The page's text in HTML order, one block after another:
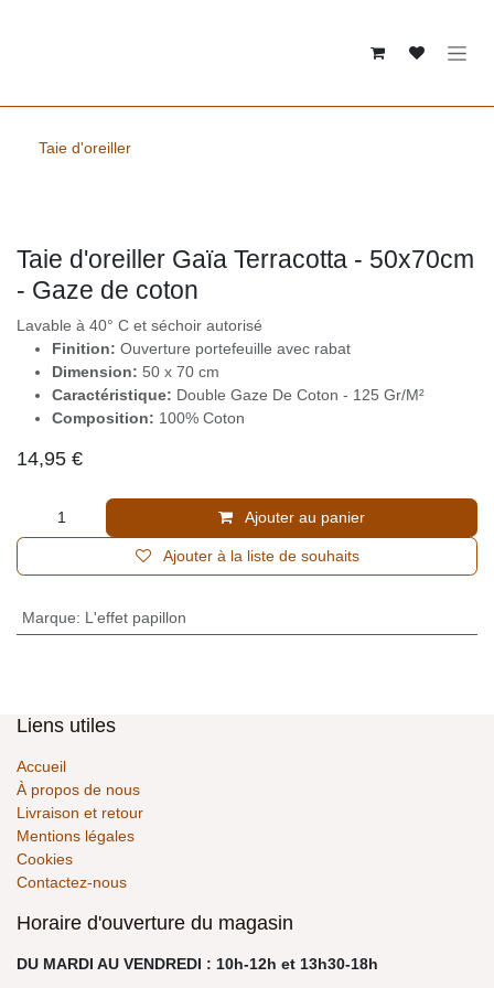
Taie d'oreiller
Taie d'oreiller Gaïa Terracotta -
50x70cm - Gaze de coton
Lavable à 40° C et séchoir autorisé
Finition: Ouverture portefeuille avec rabat
Dimension: 50 x 70 cm
Caractéristique:Double Gaze De Coton - 125 Gr/M²
Composition: 100% Coton
14,95€
Ajouter au panier
Ajouter à la liste de souhaits
Marque: L'effet papillon
Liens utiles
Accueil
À propos de nous
Livraison et retour
Mentions légales
Cookies
Contactez-nous
Horaire d'ouverture du magasin
DU MARDI AU VENDREDI : 10h-12h et 13h30-18h